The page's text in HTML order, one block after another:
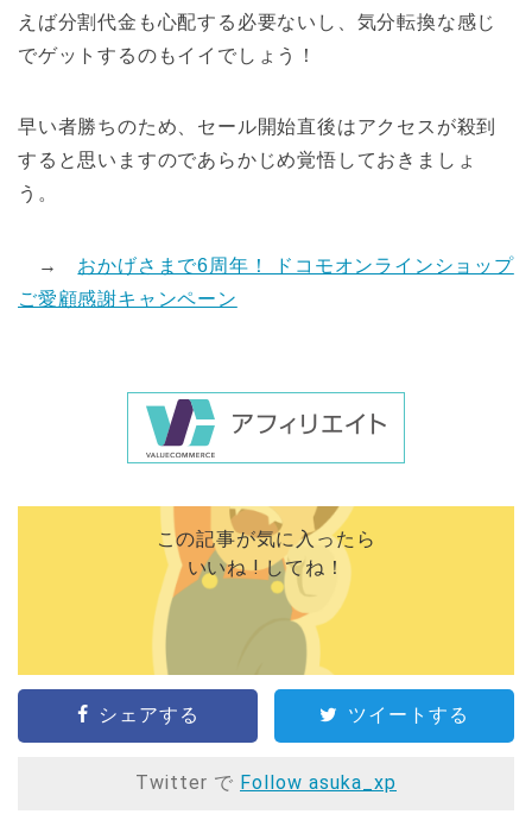
えば分割代金も心配する必要ないし、気分転換な感じ
でゲットするのもイイでしょう！
早い者勝ちのため、セール開始直後はアクセスが殺到
すると思いますのであらかじめ覚悟しておきましょ
う。
→ おかげさまで6周年！ ドコモオンラインショップ
ご愛顧感謝キャンペーン
この記事が気に入ったら
いいね ! してね！
シェアする ツイートする
Twitter で Follow asuka_xp